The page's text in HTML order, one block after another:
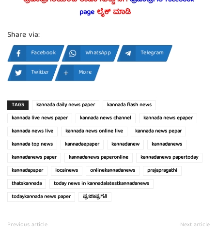
page ಲೈಕ್ ಮಾಡಿ
Share via:
Facebook WhatsApp
Telegram
Twitter
More
TAGS kannada daily news paper
kannada flash news
kannada live news paper
kannada news channel
kannada news epaper
kannada news live
kannada news online live
kannada news pepar
kannada top news
kannadaepaper kannadanew
kannadanews
kannadanews paper
kannadanews paperonline
kannadanews papertoday
kannadapaper
localnews onlinekannadanews
prajapragathi
thatskannada
today news in kannadalatestkannadanews
todaykannada news paper
ಪ್ರಜಾಪ್ರಗತಿ
Previous article Next article